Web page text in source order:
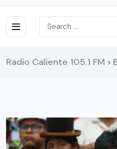
Radio Caliente 105.1 FM >